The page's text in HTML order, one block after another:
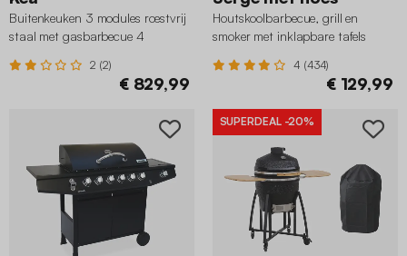
Buitenkeuken 3 modules roestvrij
staal met gasbarbecue 4
2 (2)
€ 829,99
Houtskoolbarbecue, grill en
smoker met inklapbare tafels
4 (434)
€ 129,99
SUPERDEAL -20%